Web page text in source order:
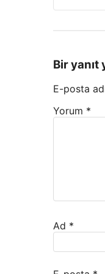
Bir yanıt
E-posta
Yorum *
Ad *